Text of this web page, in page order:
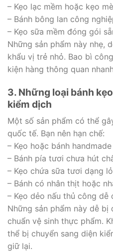
– Kẹo lạc mềm hoặc kẹo
– Bánh bông lan công
– Kẹo sữa mềm đóng gói
Những sản phẩm này nhẹ,
khẩu vị trẻ nhỏ. Bao bì
kiện hàng thông quan
3. Những loại bánh
kiểm dịch
Một số sản phẩm có thể
quốc tế. Bạn nên hạn chế:
– Kẹo hoặc bánh
– Bánh pía tươi chưa hút
– Kẹo chứa sữa tươi dạng
– Bánh có nhân thịt hoặc
– Kẹo dẻo nấu thủ công
Những sản phẩm này dễ
chuẩn vệ sinh thực phẩm.
thể bị chuyển sang diện
giữ lại.